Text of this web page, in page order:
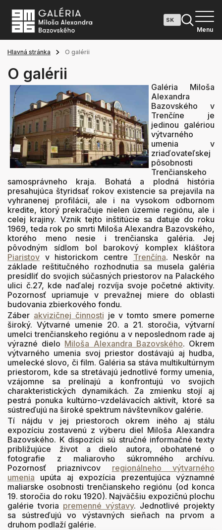
Menu
Hlavná stránka O galérii
O galérii
Galéria Miloša
Alexandra
Bazovského v
Trenčíne je
jedinou galériou
výtvarného
umenia v
zriaďovateľskej
pôsobnosti
Trenčianskeho
samosprávneho kraja. Bohatá a plodná história
presahujúca štyridsať rokov existencie sa prejavila na
vyhranenej profilácii, ale i na vysokom odbornom
kredite, ktorý prekračuje nielen územie regiónu, ale i
celej krajiny. Vznik tejto inštitúcie sa datuje do roku
1969, teda rok po smrti Miloša Alexandra Bazovského,
ktorého meno nesie i trenčianska galéria. Jej
pôvodným sídlom bol barokový komplex kláštora
Piaristov v historickom centre Trenčína. Neskôr na
základe reštitučného rozhodnutia sa musela galéria
presídliť do svojich súčasných priestorov na Palackého
ulici č.27, kde naďalej rozvíja svoje početné aktivity.
Pozornosť upriamuje v prevažnej miere do oblasti
budovania zbierkového fondu.
Záber akvizičnej činnosti je v tomto smere pomerne
široký. Výtvarné umenie 20. a 21. storočia, výtvarní
umelci trenčianskeho regiónu a v neposlednom rade aj
výrazné dielo Miloša Alexandra Bazovského. Okrem
výtvarného umenia svoj priestor dostávajú aj hudba,
umelecké slovo, či film. Galéria sa stáva multikultúrnym
priestorom, kde sa stretávajú jednotlivé formy umenia,
vzájomne sa prelínajú a konfrontujú vo svojich
charakteristických dynamikách. Za zmienku stojí aj
pestrá ponuka kultúrno-vzdelávacích aktivít, ktoré sa
sústreďujú na široké spektrum návštevníkov galérie.
Tí nájdu v jej priestoroch okrem iného aj stálu
expozíciu zostavenú z výberu diel Miloša Alexandra
Bazovského. K dispozícii sú stručné informačné texty
približujúce život a dielo autora, obohatené o
fotografie z maliarovho súkromného archívu.
Pozornosť priaznivcov regionálneho výtvarného
umenia upúta aj expozícia prezentujúca významné
maliarske osobnosti trenčianskeho regiónu (od konca
19. storočia do roku 1920). Najväčšiu expozičnú plochu
galérie tvoria premenné výstavy. Jednotlivé projekty
sa sústreďujú vo výstavných sieňach na prvom a
druhom podlaží galérie.